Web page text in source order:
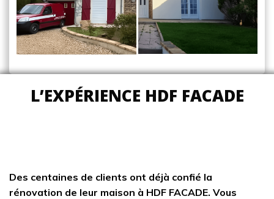
L’EXPÉRIENCE HDF FACADE
Des centaines de clients ont déjà confié la
rénovation de leur maison à HDF FACADE. Vous